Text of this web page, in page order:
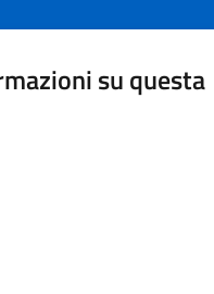
su questa